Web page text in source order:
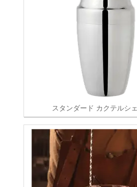
スタンダード カクテルシ